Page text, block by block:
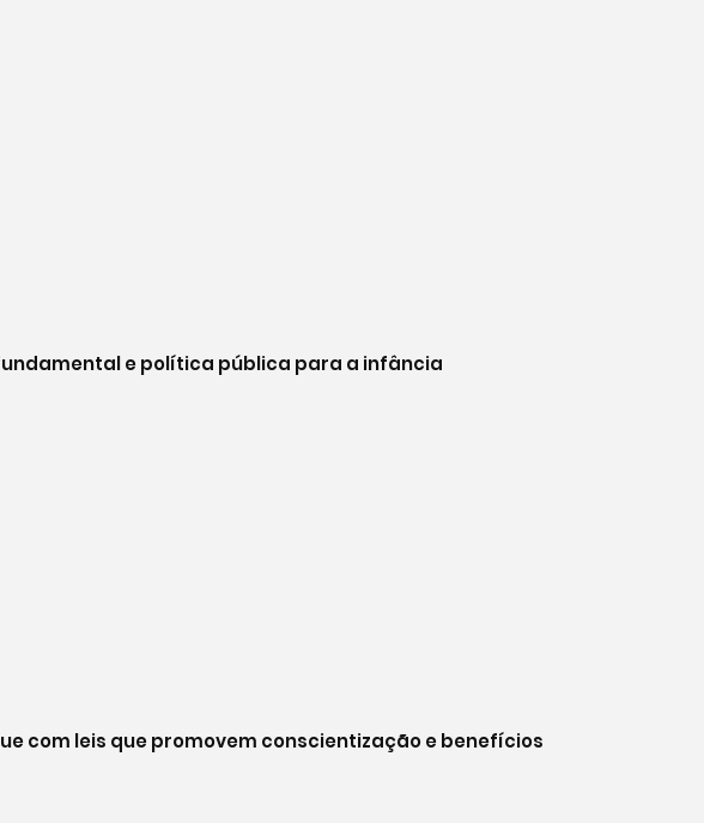
e política pública para a infância
com leis que promovem conscientização e benefícios